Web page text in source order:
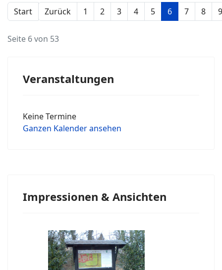
Start Zurück 1 2 3 4 5 6 7 8 9
Seite 6 von 53
Veranstaltungen
Keine Termine
Ganzen Kalender ansehen
Impressionen & Ansichten